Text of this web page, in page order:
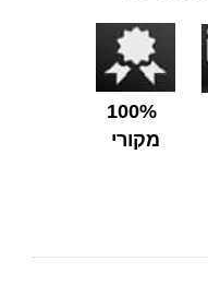
100%
מקורי